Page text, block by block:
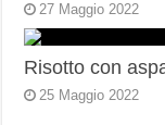
27 Maggio 2022
Risotto con
25 Maggio 2022